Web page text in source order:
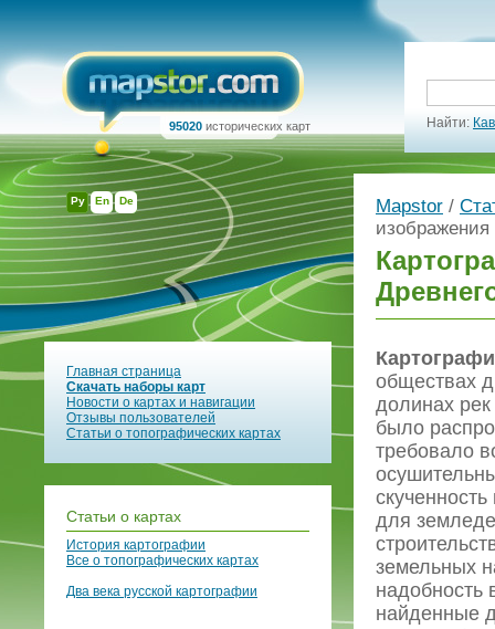
Ру En De
95020 исторических карт Найти:
Главная страница
Скачать наборы карт
Новости о картах и навигации
Отзывы пользователей
Статьи о топографических картах
Статьи о картах
История картографии
Все о топографических картах
Два века русской картографии
Mapstor /
изображения
обществах
долинах
было
требовало
для
земельных
надобность
найденные